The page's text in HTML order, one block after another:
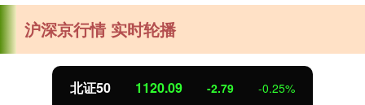
沪深京行情 实时轮播
北证50 1120.09 -2.79 -0.25%